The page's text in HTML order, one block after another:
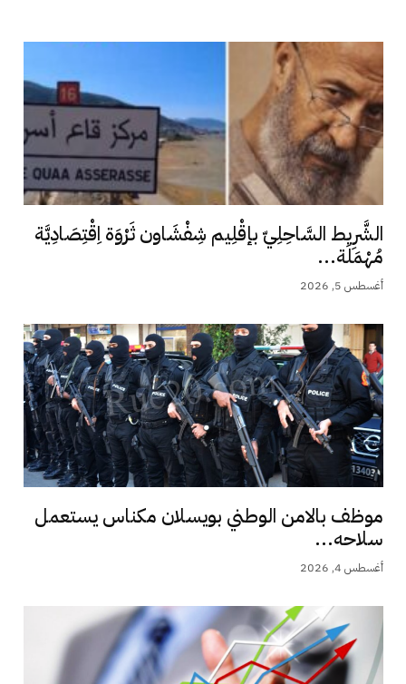
الشَّرِيط السَّاحِلِيّ بإقْلِيم شِفْشَاون ثَرْوَة اِقْتِصَادِيَّة
مُهْمَلَة...
أغسطس 5, 2026
موظف بالامن الوطني بويسلان مكناس يستعمل
سلاحه...
أغسطس 4, 2026